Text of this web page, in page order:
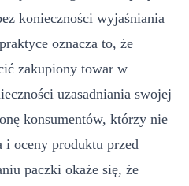
konieczności wyjaśniania
oznacza to, że
zakupiony towar w
uzasadniania swojej
konsumentów, którzy nie
i oceny produktu przed
paczki okaże się, że